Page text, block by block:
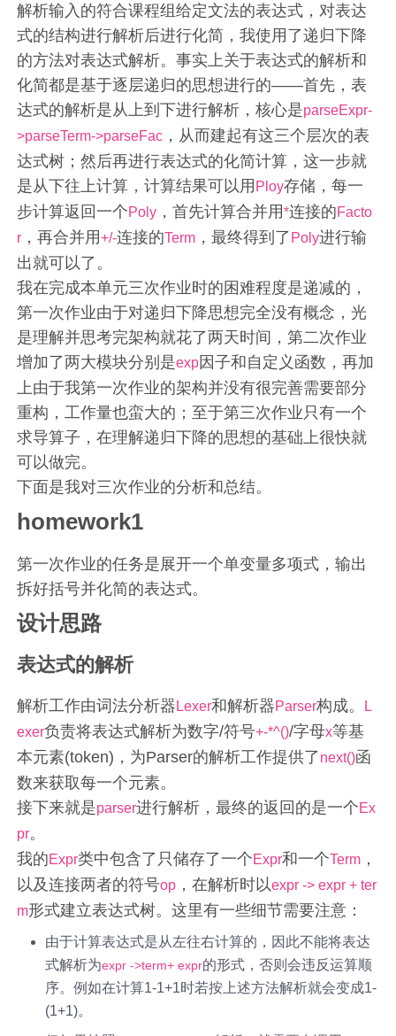
解析输入的符合课程组给定文法的表达式，对表达
式的结构进行解析后进行化简，我使用了递归下降
的方法对表达式解析。事实上关于表达式的解析和
化简都是基于逐层递归的思想进行的——首先，表
达式的解析是从上到下进行解析，核心是parseExpr-
>parseTerm->parseFac ，从而建起有这三个层次的表
达式树；然后再进行表达式的化简计算，这一步就
是从下往上计算，计算结果可以用 Ploy存储，每一
步计算返回一个Poly ，首先计算合并用*连接的Facto
r ，再合并用+/-连接的Term ，最终得到了 Poly进行输
出就可以了。
我在完成本单元三次作业时的困难程度是递减的，
第一次作业由于对递归下降思想完全没有概念，光
是理解并思考完架构就花了两天时间，第二次作业
增加了两大模块分别是exp因子和自定义函数，再加
上由于我第一次作业的架构并没有很完善需要部分
重构，工作量也蛮大的；至于第三次作业只有一个
求导算子，在理解递归下降的思想的基础上很快就
可以做完。
下面是我对三次作业的分析和总结。
homework1
第一次作业的任务是展开一个单变量多项式，输出
拆好括号并化简的表达式。
设计思路
表达式的解析
解析工作由词法分析器 Lexer和解析器Parser构成。
L
exer负责将表达式解析为数字/符号+-*^()/字母x等基
本元素(token)，为Parser的解析工作提供了next()函
数来获取每一个元素。
接下来就是parser进行解析，最终的返回的是一个Ex
pr。
我的Expr类中包含了只储存了一个Expr和一个Term ，
以及连接两者的符号op ，在解析时以expr -> expr + ter
m形式建立表达式树。这里有一些细节需要注意：
由于计算表达式是从左往右计算的，因此不能将表达
式解析为expr ->term+ expr的形式，否则会违反运算顺
序。例如在计算1-1+1时若按上述方法解析就会变成1-
(1+1)。